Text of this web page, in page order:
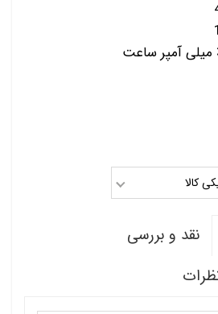
کالا
نقد و بررسی